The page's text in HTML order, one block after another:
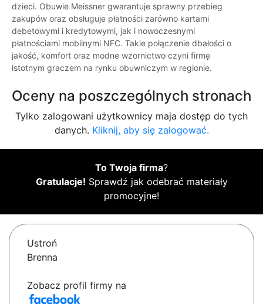
dzieci. Obuwie Meissner gwarantuje sprawny przebieg
zakupów oraz obsługuje płatności zarówno kartami
debetowymi i kredytowymi, jak i nowoczesnymi
płatnościami mobilnymi NFC. Takie połączenie dbałości o
jakość, komfort oraz modne wzornictwo czyni firmę
istotnym graczem na rynku obuwniczym w regionie.
Oceny na poszczególnych stronach
Tylko zalogowani użytkownicy maja dostęp do tych
danych. Kliknij, aby się zalogować.
To Twoja firma?
Gratulacje! Sprawdź jak odebrać materiały
promocyjne!
Ustroń
Brenna
Zobacz profil firmy na